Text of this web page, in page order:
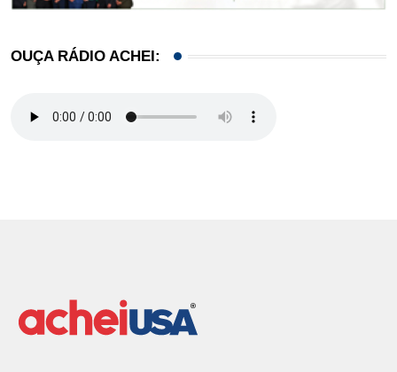
OUÇA RÁDIO ACHEI: